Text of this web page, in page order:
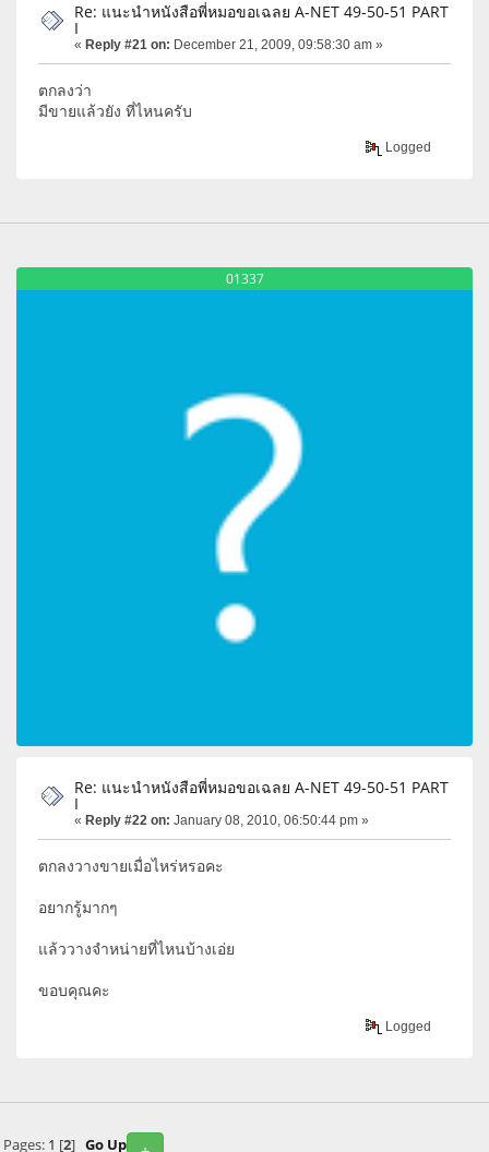
Re: แนะนำหนังสือพี่หมอขอเฉลย A-NET 49-50-51 PART
I
« Reply #21 on: December 21, 2009, 09:58:30 am »
ตกลงว่า
มีขายแล้วยัง ที่ไหนครับ
Logged
01337
Re: แนะนำหนังสือพี่หมอขอเฉลย A-NET 49-50-51 PART
I
« Reply #22 on: January 08, 2010, 06:50:44 pm »
ตกลงวางขายเมื่อไหร่หรอคะ
อยากรู้มากๆ
แล้ววางจำหน่ายที่ไหนบ้างเอ่ย
ขอบคุณคะ
Logged
Pages: 1 [2] Go Up